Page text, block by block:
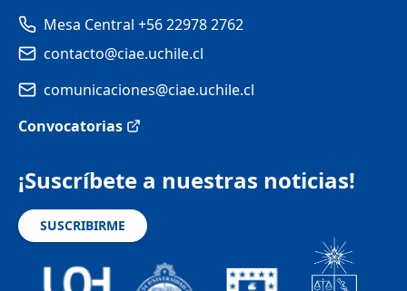
Mesa Central +56 22978 2762
contacto@ciae.uchile.cl
comunicaciones@ciae.uchile.cl
Convocatorias
¡Suscríbete a nuestras noticias!
SUSCRIBIRME